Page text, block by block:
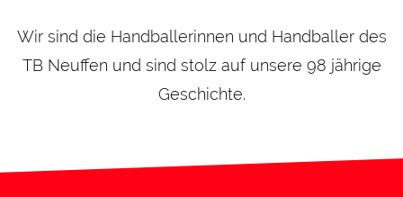
Wir sind die Handballerinnen und Handballer des
TB Neuffen und sind stolz auf unsere 98 jährige
Geschichte.